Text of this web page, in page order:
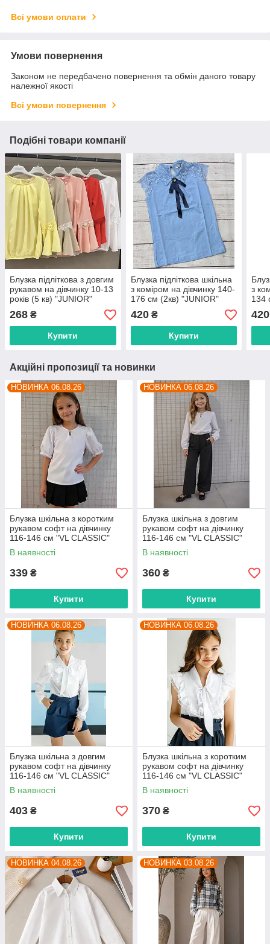
Всі умови оплати
Умови повернення
Законом не передбачено повернення та обмін даного товару
належної якості
Всі умови повернення
Подібні товари компанії
Блузка підліткова з довгим
рукавом на дівчинку 10-13
років (5 кв) "JUNIOR"
недорого від прямого
постачальника
268 ₴
Купити
Блузка підліткова шкільна
з коміром на дівчинку 140-
176 см (2кв) "JUNIOR"
недорого від прямого
постачальника
420₴
Купити
з
134
420
Акційні пропозиції та новинки
НОВИНКА 06.08.26
Блузка шкільна з коротким
рукавом софт на дівчинку
116-146 см "VL CLASSIC"
недорого від прямого
постачальника
В наявності
339 ₴
Купити
НОВИНКА 06.08.26
Блузка шкільна з довгим
рукавом софт на дівчинку
116-146 см "VL CLASSIC"
недорого від прямого
постачальника
В наявності
360 ₴
Купити
НОВИНКА 06.08.26
Блузка шкільна з довгим
рукавом софт на дівчинку
116-146 см "VL CLASSIC"
недорого від прямого
постачальника
В наявності
403 ₴
Купити
НОВИНКА 06.08.26
Блузка шкільна з коротким
рукавом софт на дівчинку
116-146 см "VL CLASSIC"
недорого від прямого
постачальника
В наявності
370 ₴
Купити
НОВИНКА 04.08.26 НОВИНКА 03.08.26